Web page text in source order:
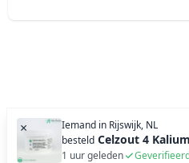
× Iemand in Rijswijk, NL
besteld Celzout 4
1 uur geleden